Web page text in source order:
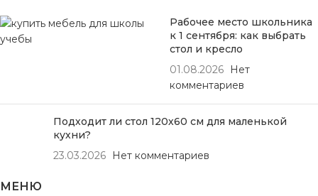
Рабочее место школьника
к 1 сентября: как выбрать
стол и кресло
01.08.2026
Нет
комментариев
Подходит ли стол 120х60 см для маленькой
кухни?
23.03.2026
Нет комментариев
МЕНЮ